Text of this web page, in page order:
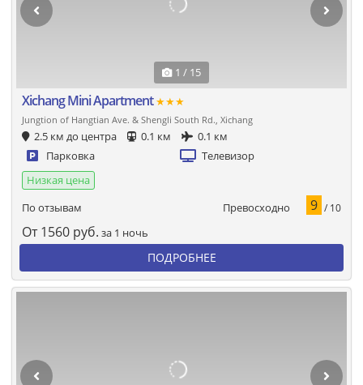
1 / 15
Xichang Mini Apartment★★★
Jungtion of Hangtian Ave. & Shengli South Rd., Xichang
2.5 км до центра 0.1 км
0.1 км
Парковка
Телевизор
Низкая цена
По отзывам
Превосходно 9 / 10
От 1560 руб. за 1 ночь
ПОДРОБНЕЕ